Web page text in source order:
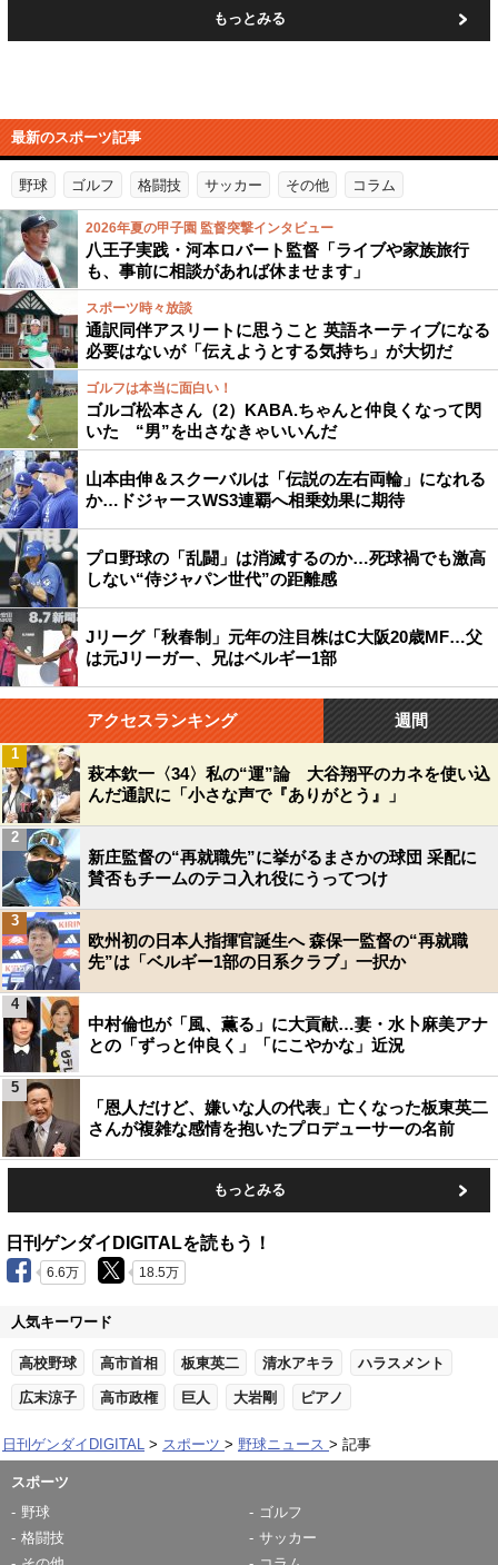
もっとみる
最新のスポーツ記事
野球 ゴルフ 格闘技 サッカー その他 コラム
2026年夏の甲子園 監督突撃インタビュー
八王子実践・河本ロバート監督「ライブや家族旅行
も、事前に相談があれば休ませます」
スポーツ時々放談
通訳同伴アスリートに思うこと 英語ネーティブになる
必要はないが「伝えようとする気持ち」が大切だ
ゴルフは本当に面白い！
ゴルゴ松本さん（2）KABA.ちゃんと仲良くなって閃
いた “男”を出さなきゃいいんだ
山本由伸＆スクーバルは「伝説の左右両輪」になれる
か…ドジャースWS3連覇へ相乗効果に期待
プロ野球の「乱闘」は消滅するのか…死球禍でも激高
しない“侍ジャパン世代”の距離感
Jリーグ「秋春制」元年の注目株はC大阪20歳MF…父
は元Jリーガー、兄はベルギー1部
アクセスランキング 週間
萩本欽一〈34〉私の“運”論 大谷翔平のカネを使い込
んだ通訳に「小さな声で『ありがとう』」
1
新庄監督の“再就職先”に挙がるまさかの球団 采配に
賛否もチームのテコ入れ役にうってつけ
2
欧州初の日本人指揮官誕生へ 森保一監督の“再就職
先”は「ベルギー1部の日系クラブ」一択か
3
中村倫也が「風、薫る」に大貢献…妻・水卜麻美アナ
との「ずっと仲良く」「にこやかな」近況
4
「恩人だけど、嫌いな人の代表」亡くなった板東英二
さんが複雑な感情を抱いたプロデューサーの名前
5
もっとみる
日刊ゲンダイDIGITALを読もう！
6.6万 18.5万
人気キーワード
高校野球 高市首相 板東英二 清水アキラ ハラスメント
広末涼子 高市政権 巨人 大岩剛 ピアノ
日刊ゲンダイDIGITAL スポーツ 野球ニュース 記事
スポーツ
野球
ゴルフ
格闘技
サッカー